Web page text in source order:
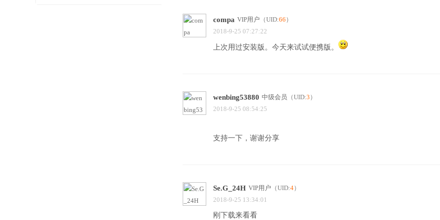
compa VIP用户 （UID:66 ）
2018-9-25 07:27:22
上次用过安装版。今天来试试便携版。
wenbing53880 中级会员 （UID:3 ）
2018-9-25 08:54:25
支持一下，谢谢分享
Se.G_24H VIP用户 （UID:4）
2018-9-25 13:34:01
刚下载来看看